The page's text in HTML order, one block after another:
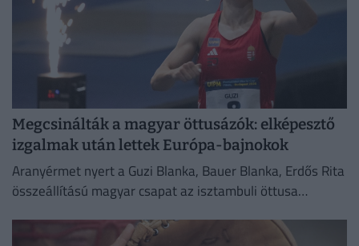
Megcsinálták a magyar öttusázók: elképesztő
izgalmak után lettek Európa-bajnokok
Aranyérmet nyert a Guzi Blanka, Bauer Blanka, Erdős Rita
összeállítású magyar csapat az isztambuli öttusa